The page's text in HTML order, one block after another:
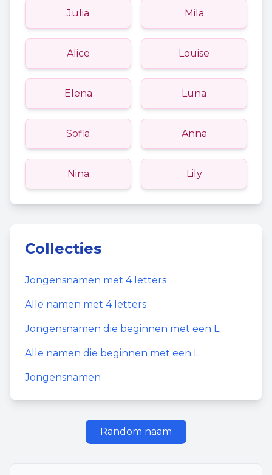
Julia Mila
Alice Louise
Elena Luna
Sofia Anna
Nina Lily
Collecties
Jongensnamen met 4letters
Alle namen met 4letters
Jongensnamen die beginnen met een L
Alle namen die beginnen met een L
Jongensnamen
Random naam